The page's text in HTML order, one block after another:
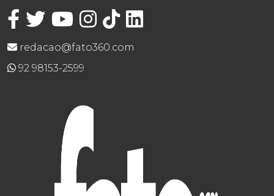
redacao@fato360.com
92 98153-2599